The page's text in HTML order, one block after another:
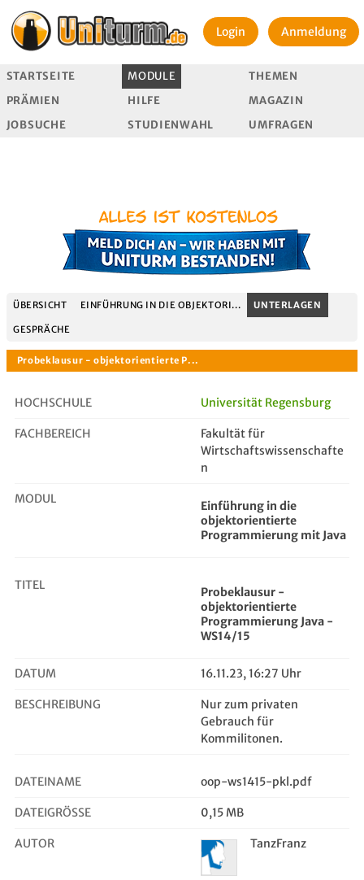
Login Anmeldung
STARTSEITE MODULE
THEMEN
PRÄMIEN
HILFE
MAGAZIN
JOBSUCHE
STUDIENWAHL UMFRAGEN
ÜBERSICHT EINFÜHRUNG IN DIE OBJEKTORI... UNTERLAGEN
GESPRÄCHE
Probeklausur - objektorientierte P...
HOCHSCHULE Universität Regensburg
FACHBEREICH
Fakultät für
Wirtschaftswissenschafte
n
MODUL
Einführung in die
objektorientierte
Programmierung mit Java
TITEL
Probeklausur -
objektorientierte
Programmierung Java -
WS14/15
DATUM 16.11.23, 16:27 Uhr
BESCHREIBUNG
Nur zum privaten
Gebrauch für
Kommilitonen.
DATEINAME oop-ws1415-pkl.pdf
DATEIGRÖSSE 0,15 MB
AUTOR TanzFranz